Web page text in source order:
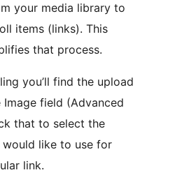
your media library to
items (links). This
that process.
you’ll find the upload
field (Advanced
that to select the
would like to use for
link.